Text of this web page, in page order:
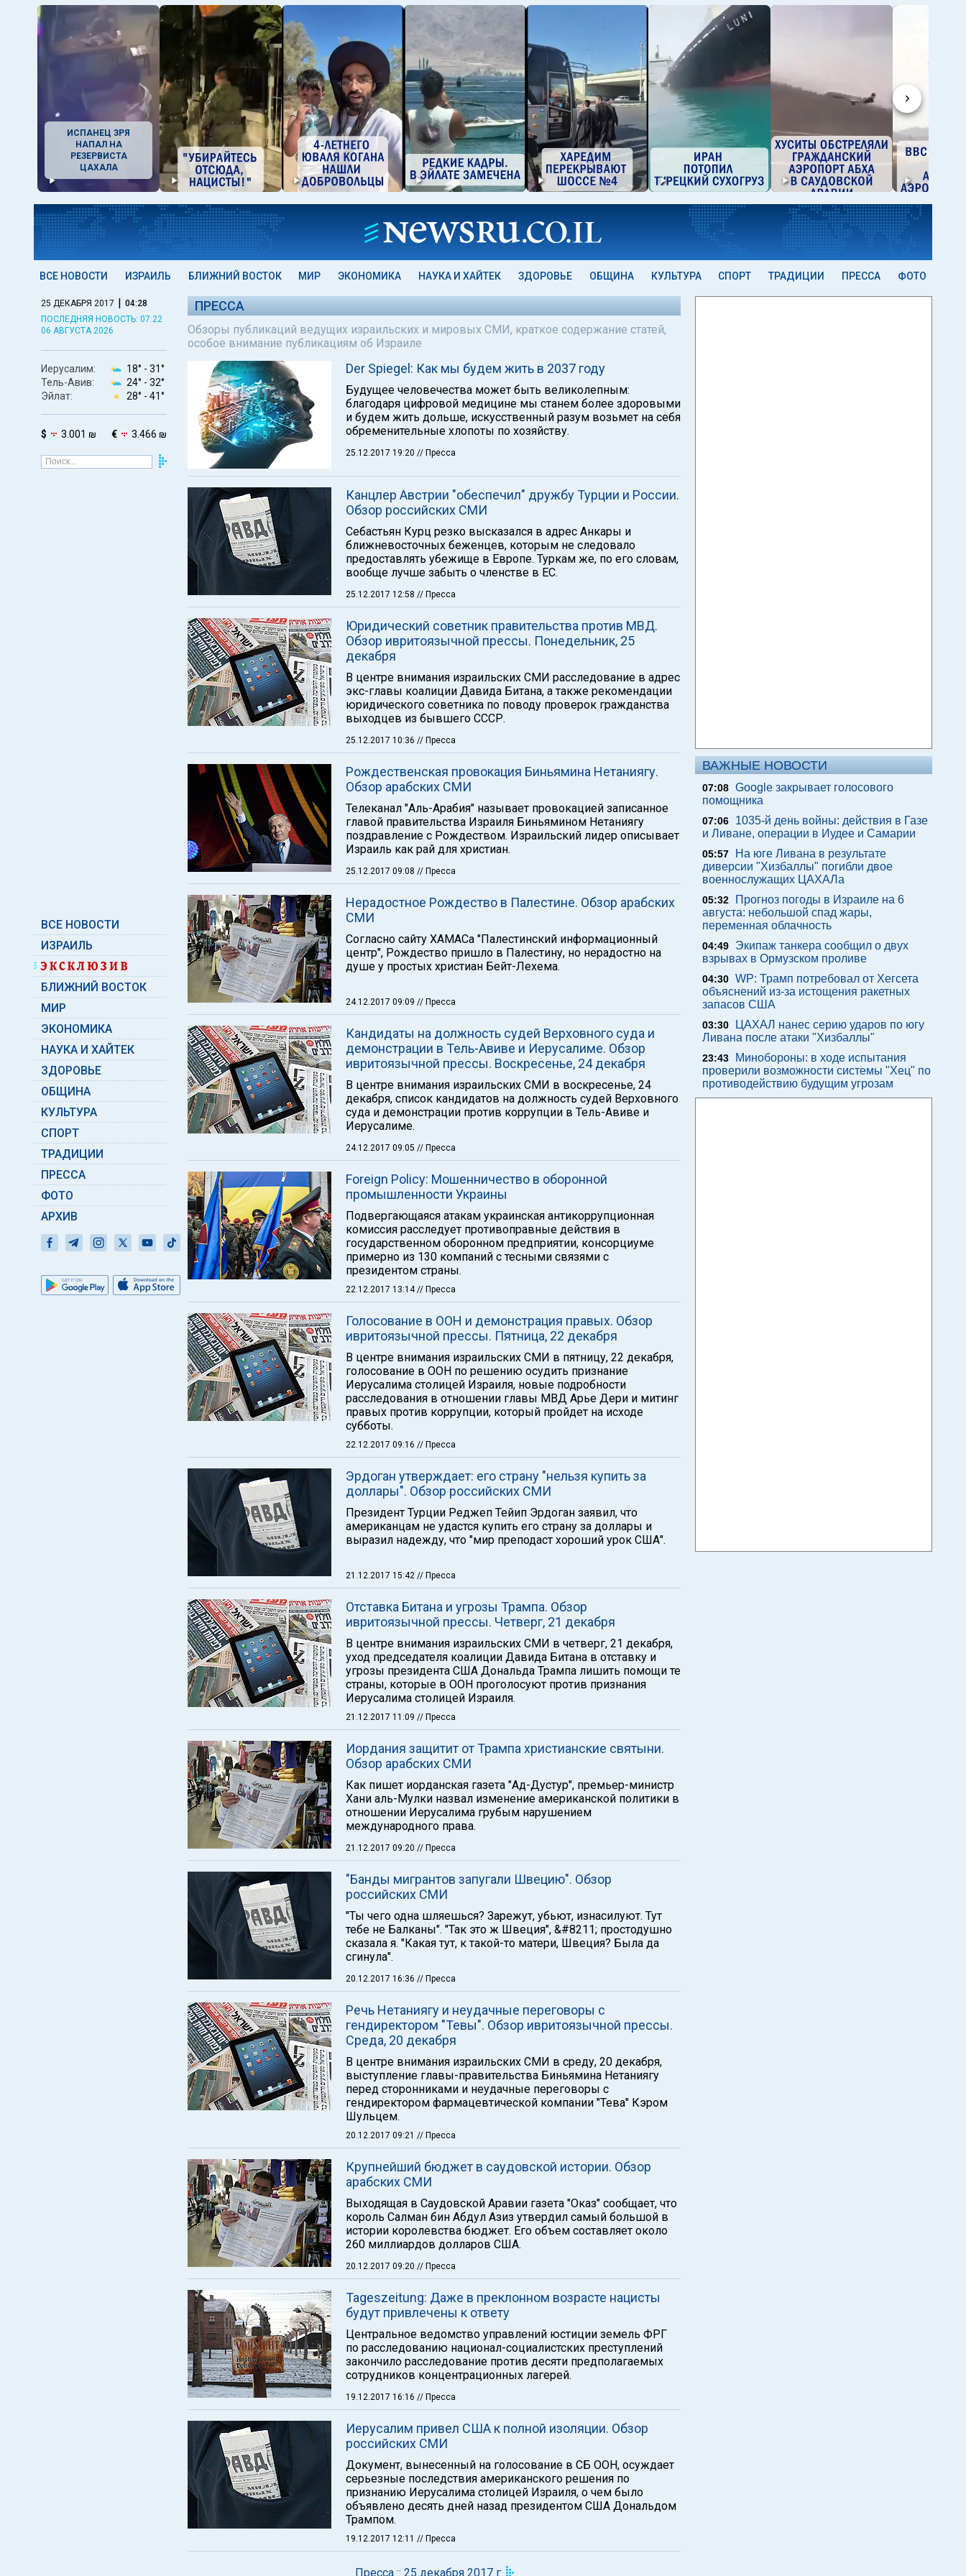
›
ИСПАНЕЦ ЗРЯ
НАПАЛ НА
РЕЗЕРВИСТА
ЦАХАЛА
ВСЕ НОВОСТИ ИЗРАИЛЬ БЛИЖНИЙ ВОСТОК МИР ЭКОНОМИКА НАУКА И ХАЙТЕК ЗДОРОВЬЕ ОБЩИНА КУЛЬТУРА СПОРТ ТРАДИЦИИ ПРЕССА ФОТО
25 ДЕКАБРЯ 2017 | 04:28
ПОСЛЕДНЯЯ НОВОСТЬ: 07:22
06 АВГУСТА 2026
Иерусалим: 18° - 31°
Тель-Авив:
24° - 32°
Эйлат:
28° - 41°
$ 3.001 ₪ € 3.466 ₪
ВСЕ НОВОСТИ
ИЗРАИЛЬ
БЛИЖНИЙ ВОСТОК
МИР
ЭКОНОМИКА
НАУКА И ХАЙТЕК
ЗДОРОВЬЕ
ОБЩИНА
КУЛЬТУРА
СПОРТ
ТРАДИЦИИ
ПРЕССА
ФОТО
АРХИВ
ПРЕССА
Обзоры публикаций ведущих израильских и мировых СМИ, краткое содержание статей,
особое внимание публикациям об Израиле
Der Spiegel: Как мы будем жить в 2037 году
Будущее человечества может быть великолепным:
благодаря цифровой медицине мы станем более здоровыми
и будем жить дольше, искусственный разум возьмет на себя
обременительные хлопоты по хозяйству.
25.12.2017 19:20 // Пресса
Канцлер Австрии "обеспечил" дружбу Турции и России.
Обзор российских СМИ
Себастьян Курц резко высказался в адрес Анкары и
ближневосточных беженцев, которым не следовало
предоставлять убежище в Европе. Туркам же, по его словам,
вообще лучше забыть о членстве в ЕС.
25.12.2017 12:58 // Пресса
Юридический советник правительства против МВД.
Обзор ивритоязычной прессы. Понедельник, 25
декабря
В центре внимания израильских СМИ расследование в адрес
экс-главы коалиции Давида Битана, а также рекомендации
юридического советника по поводу проверок гражданства
выходцев из бывшего СССР.
25.12.2017 10:36 // Пресса
Рождественская провокация Биньямина Нетаниягу.
Обзор арабских СМИ
Телеканал "Аль-Арабия" называет провокацией записанное
главой правительства Израиля Биньямином Нетаниягу
поздравление с Рождеством. Израильский лидер описывает
Израиль как рай для христиан.
25.12.2017 09:08 // Пресса
Нерадостное Рождество в Палестине. Обзор арабских
СМИ
Согласно сайту ХАМАСа "Палестинский информационный
центр", Рождество пришло в Палестину, но нерадостно на
душе у простых христиан Бейт-Лехема.
24.12.2017 09:09 // Пресса
Кандидаты на должность судей Верховного суда и
демонстрации в Тель-Авиве и Иерусалиме. Обзор
ивритоязычной прессы. Воскресенье, 24 декабря
В центре внимания израильских СМИ в воскресенье, 24
декабря, список кандидатов на должность судей Верховного
суда и демонстрации против коррупции в Тель-Авиве и
Иерусалиме.
24.12.2017 09:05 // Пресса
Foreign Policy: Мошенничество в оборонной
промышленности Украины
Подвергающаяся атакам украинская антикоррупционная
комиссия расследует противоправные действия в
государственном оборонном предприятии, консорциуме
примерно из 130 компаний с тесными связями с
президентом страны.
22.12.2017 13:14// Пресса
Голосование в ООН и демонстрация правых. Обзор
ивритоязычной прессы. Пятница, 22 декабря
В центре внимания израильских СМИ в пятницу, 22 декабря,
голосование в ООН по решению осудить признание
Иерусалима столицей Израиля, новые подробности
расследования в отношении главы МВД Арье Дери и митинг
правых против коррупции, который пройдет на исходе
субботы.
22.12.2017 09:16 // Пресса
Эрдоган утверждает: его страну "нельзя купить за
доллары". Обзор российских СМИ
Президент Турции Реджеп Тейип Эрдоган заявил, что
американцам не удастся купить его страну за доллары и
выразил надежду, что "мир преподаст хороший урок США".
21.12.2017 15:42 // Пресса
Отставка Битана и угрозы Трампа. Обзор
ивритоязычной прессы. Четверг, 21 декабря
В центре внимания израильских СМИ в четверг, 21 декабря,
уход председателя коалиции Давида Битана в отставку и
угрозы президента США Дональда Трампа лишить помощи те
страны, которые в ООН проголосуют против признания
Иерусалима столицей Израиля.
21.12.2017 11:09 // Пресса
Иордания защитит от Трампа христианские святыни.
Обзор арабских СМИ
Как пишет иорданская газета "Ад-Дустур", премьер-министр
Хани аль-Мулки назвал изменение американской политики в
отношении Иерусалима грубым нарушением
международного права.
21.12.2017 09:20 // Пресса
"Банды мигрантов запугали Швецию". Обзор
российских СМИ
"Ты чего одна шляешься? Зарежут, убьют, изнасилуют. Тут
тебе не Балканы". "Так это ж Швеция", &#8211; простодушно
сказала я. "Какая тут, к такой-то матери, Швеция? Была да
сгинула".
20.12.2017 16:36 // Пресса
Речь Нетаниягу и неудачные переговоры с
гендиректором "Тевы". Обзор ивритоязычной прессы.
Среда, 20 декабря
В центре внимания израильских СМИ в среду, 20 декабря,
выступление главы-правительства Биньямина Нетаниягу
перед сторонниками и неудачные переговоры с
гендиректором фармацевтической компании "Тева" Кэром
Шульцем.
20.12.2017 09:21 // Пресса
Крупнейший бюджет в саудовской истории. Обзор
арабских СМИ
Выходящая в Саудовской Аравии газета "Оказ" сообщает, что
король Салман бин Абдул Азиз утвердил самый большой в
истории королевства бюджет. Его объем составляет около
260 миллиардов долларов США.
20.12.2017 09:20 // Пресса
Tageszeitung: Даже в преклонном возрасте нацисты
будут привлечены к ответу
Центральное ведомство управлений юстиции земель ФРГ
по расследованию национал-социалистских преступлений
закончило расследование против десяти предполагаемых
сотрудников концентрационных лагерей.
19.12.2017 16:16 // Пресса
Иерусалим привел США к полной изоляции. Обзор
российских СМИ
Документ, вынесенный на голосование в СБ ООН, осуждает
серьезные последствия американского решения по
признанию Иерусалима столицей Израиля, о чем было
объявлено десять дней назад президентом США Дональдом
Трампом.
19.12.2017 12:11 // Пресса
Пресса :: 25 декабря 2017 г.
ВАЖНЫЕ НОВОСТИ
07:08 Google закрывает голосового
помощника
07:06
1035-й день войны: действия в Газе
и Ливане, операции в Иудее и Самарии
05:57
На юге Ливана в результате
диверсии "Хизбаллы" погибли двое
военнослужащих ЦАХАЛа
05:32
Прогноз погоды в Израиле на 6
августа: небольшой спад жары,
переменная облачность
04:49
Экипаж танкера сообщил о двух
взрывах в Ормузском проливе
04:30 WP: Трамп потребовал от Хегсета
объяснений из-за истощения ракетных
запасов США
03:30
ЦАХАЛ нанес серию ударов по югу
Ливана после атаки "Хизбаллы"
23:43
Минобороны: в ходе испытания
проверили возможности системы "Хец" по
противодействию будущим угрозам